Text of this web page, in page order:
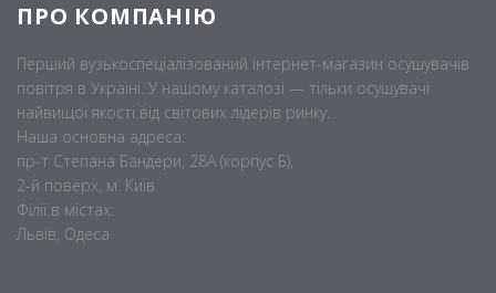
ПРО КОМПАНІЮ
Перший вузькоспеціалізований інтернет-магазин осушувачів
повітря в Україні. У нашому каталозі — тільки осушувачі
найвищої якості від світових лідерів ринку.
Наша основна адреса:
пр-т Степана Бандери, 28А (корпус Б),
2-й поверх, м. Київ
Філії в містах:
Львів, Одеса